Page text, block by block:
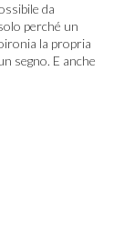
da
perché un
la propria
segno. E anche